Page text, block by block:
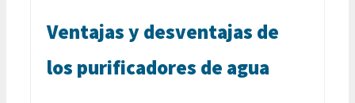
Ventajas y desventajas de
los purificadores de agua